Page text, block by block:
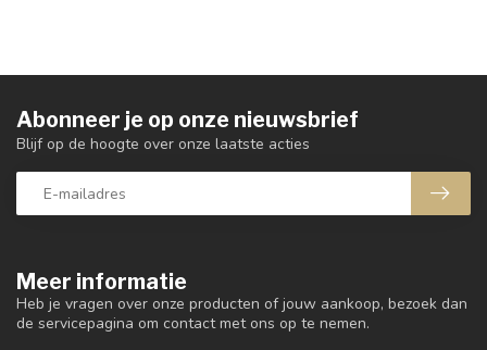
Meer informatie
Heb je vragen over onze producten of jouw aankoop, bezoek dan
de servicepagina om contact met ons op te nemen.
Abonneer je op onze nieuwsbrief
Blijf op de hoogte over onze laatste acties